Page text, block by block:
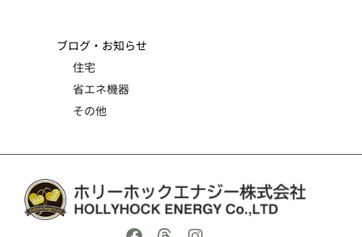
ブログ・お知らせ
住宅
省エネ機器
その他